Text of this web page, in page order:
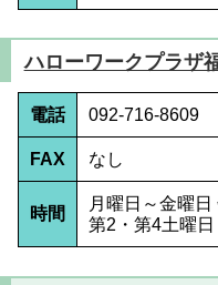
ハローワークプラザ
電話 092-716-8609
FAX なし
時間
月曜日～金曜
第2・第4土曜